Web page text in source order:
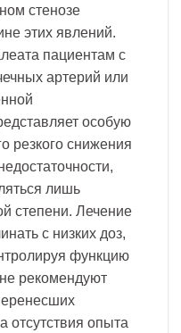
стенозе
этих явлений.
пациентам с
артерий или
особую
резкого снижения
лишь
степени. Лечение
с низких доз,
функцию
рекомендуют
отсутствия опыта